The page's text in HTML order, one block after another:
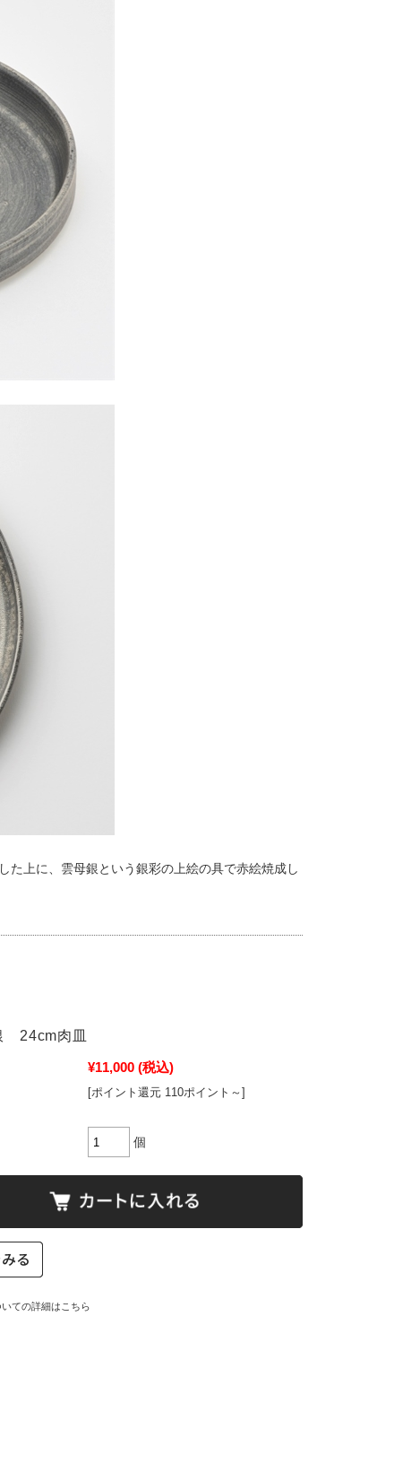
た上に、雲母銀という銀彩の上絵の具で赤絵焼成し
24cm肉皿
¥11,000 (税込)
[ポイント還元 110ポイント～]
個
ての詳細はこちら